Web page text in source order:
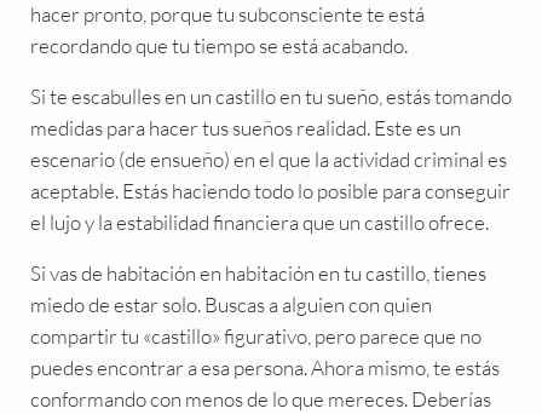
hacer pronto, porque tu subconsciente te está
recordando que tu tiempo se está acabando.
Si te escabulles en un castillo en tu sueño, estás tomando
medidas para hacer tus sueños realidad. Este es un
escenario (de ensueño) en el que la actividad criminal es
aceptable. Estás haciendo todo lo posible para conseguir
el lujo y la estabilidad financiera que un castillo ofrece.
Si vas de habitación en habitación en tu castillo, tienes
miedo de estar solo. Buscas a alguien con quien
compartir tu «castillo» figurativo, pero parece que no
puedes encontrar a esa persona. Ahora mismo, te estás
conformando con menos de lo que mereces. Deberías